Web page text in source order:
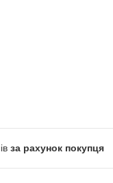
за рахунок покупця